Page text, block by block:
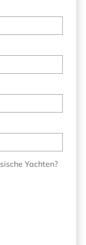
Yachten?